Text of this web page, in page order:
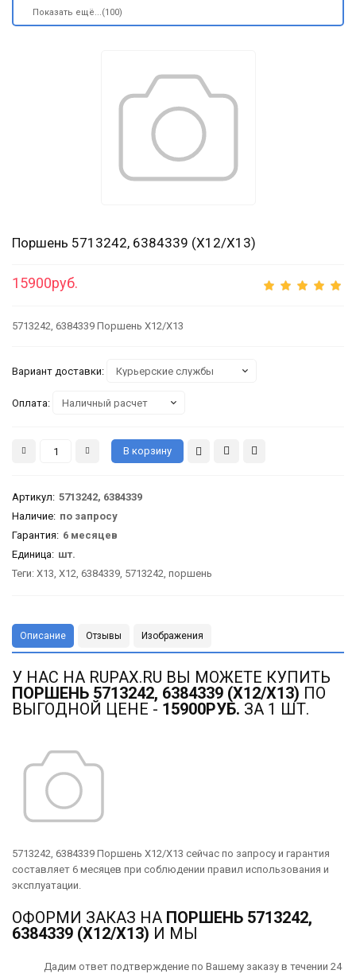
Показать ещё...(100)
Поршень 5713242, 6384339 (X12/X13)
15900руб.
5713242, 6384339 Поршень X12/X13
Вариант доставки:
Оплата:
Артикул: 5713242, 6384339
Наличие: по запросу
Гарантия: 6 месяцев
Единица: шт.
Теги: X13, X12, 6384339, 5713242, поршень
Описание Отзывы Изображения
У НАС НА RUPAX.RU ВЫ МОЖЕТЕ КУПИТЬ
ПОРШЕНЬ 5713242, 6384339 (X12/X13) ПО
ВЫГОДНОЙ ЦЕНЕ - 15900РУБ. ЗА 1 ШТ.
5713242, 6384339 Поршень X12/X13 сейчас по запросу и гарантия
составляет 6 месяцев при соблюдении правил использования и
эксплуатации.
ОФОРМИ ЗАКАЗ НА ПОРШЕНЬ 5713242,
6384339 (X12/X13) И МЫ
Дадим ответ подтверждение по Вашему заказу в течении 24